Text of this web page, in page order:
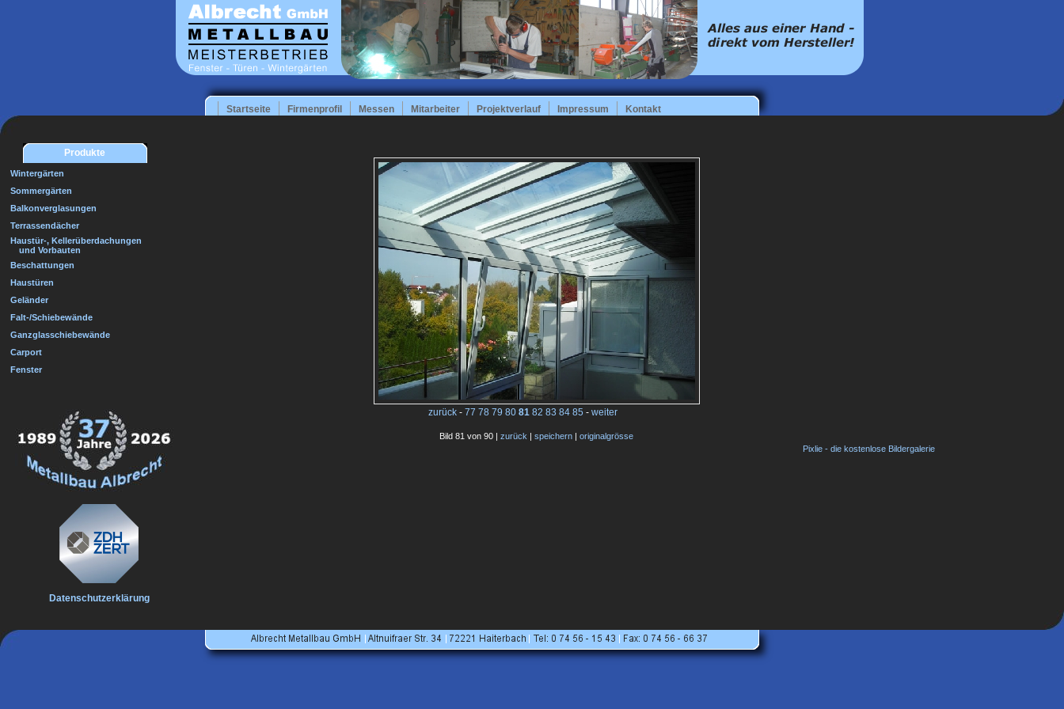
Startseite Firmenprofil Messen Mitarbeiter Projektverlauf Impressum Kontakt
Produkte
Wintergärten
Sommergärten
Balkonverglasungen
Terrassendächer
Haustür-, Kellerüberdachungen
und Vorbauten
Beschattungen
Haustüren
Geländer
Falt-/Schiebewände
Ganzglasschiebewände
Carport
Fenster
Datenschutzerklärung
zurück- 77 78 79 80 81 82 83 84 85 - weiter
Bild 81 von 90 | zurück | speichern | originalgrösse
Pixlie - die kostenlose Bildergalerie